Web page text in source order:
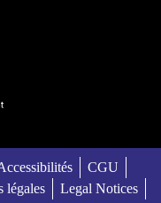
CGU
légales
Legal Notices